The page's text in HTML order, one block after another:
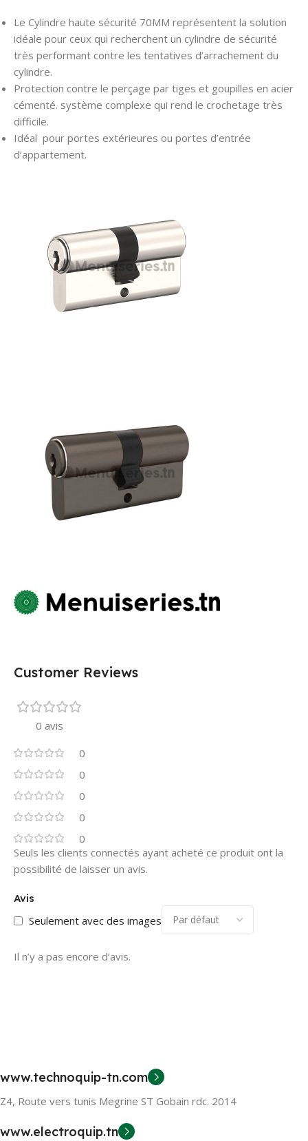
Le Cylindre haute sécurité 70MM représentent la solution
idéale pour ceux qui recherchent un cylindre de sécurité
très performant contre les tentatives d’arrachement du
cylindre.
Protection contre le perçage par tiges et goupilles en acier
cémenté. système complexe qui rend le crochetage très
difficile.
Idéal pour portes extérieures ou portes d’entrée
d’appartement.
Customer Reviews
0 avis
0
0
0
0
0
Avis
Seulement avec des images
Il n’y a pas encore d’avis.
Seuls les clients connectés ayant acheté ce produit ont la
possibilité de laisser un avis.
www.technoquip-tn.com
Z4, Route vers tunis Megrine ST Gobain rdc. 2014
www.electroquip.tn